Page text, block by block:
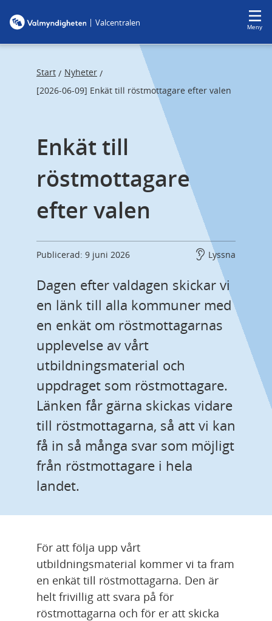
| Valcentralen Meny
Start / Nyheter /
[2026-06-09] Enkät till röstmottagare efter valen
Enkät till
röstmottagare
efter valen
Publicerad: 9 juni 2026 Lyssna
Dagen efter valdagen skickar vi
en länk till alla kommuner med
en enkät om röstmottagarnas
upplevelse av vårt
utbildningsmaterial och
uppdraget som röstmottagare.
Länken får gärna skickas vidare
till röstmottagarna, så att vi kan
få in så många svar som möjligt
från röstmottagare i hela
landet.
För att följa upp vårt
utbildningsmaterial kommer vi ta fram
en enkät till röstmottagarna. Den är
helt frivillig att svara på för
röstmottagarna och för er att skicka
c
c